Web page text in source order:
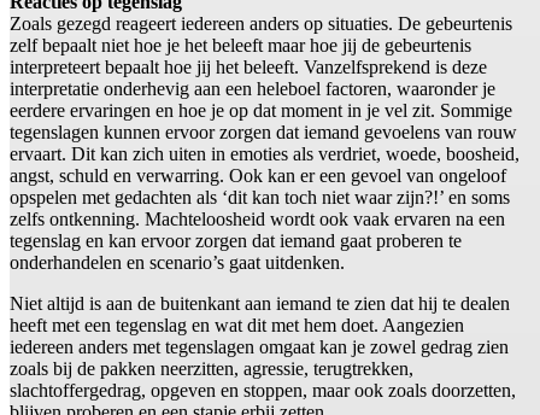
Zoals gezegd reageert iedereen anders op situaties. De gebeurtenis
zelf bepaalt niet hoe je het beleeft maar hoe jij de gebeurtenis
interpreteert bepaalt hoe jij het beleeft. Vanzelfsprekend is deze
interpretatie onderhevig aan een heleboel factoren, waaronder je
eerdere ervaringen en hoe je op dat moment in je vel zit. Sommige
tegenslagen kunnen ervoor zorgen dat iemand gevoelens van rouw
ervaart. Dit kan zich uiten in emoties als verdriet, woede, boosheid,
angst, schuld en verwarring. Ook kan er een gevoel van ongeloof
opspelen met gedachten als ‘dit kan toch niet waar zijn?!’ en soms
zelfs ontkenning. Machteloosheid wordt ook vaak ervaren na een
tegenslag en kan ervoor zorgen dat iemand gaat proberen te
onderhandelen en scenario’s gaat uitdenken.
Niet altijd is aan de buitenkant aan iemand te zien dat hij te dealen
heeft met een tegenslag en wat dit met hem doet. Aangezien
iedereen anders met tegenslagen omgaat kan je zowel gedrag zien
zoals bij de pakken neerzitten, agressie, terugtrekken,
slachtoffergedrag, opgeven en stoppen, maar ook zoals doorzetten,